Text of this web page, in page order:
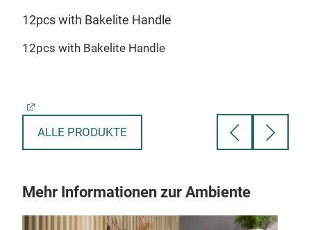
12pcs with Bakelite Handle
12pcs with Bakelite Handle
ALLE PRODUKTE
Mehr Informationen zur Ambiente